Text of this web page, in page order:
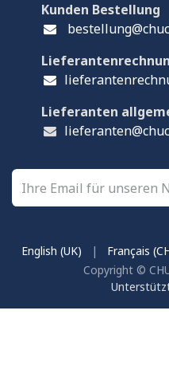
Kunden Bestellung
Lieferanten
Copyright ©
English (UK) | Français